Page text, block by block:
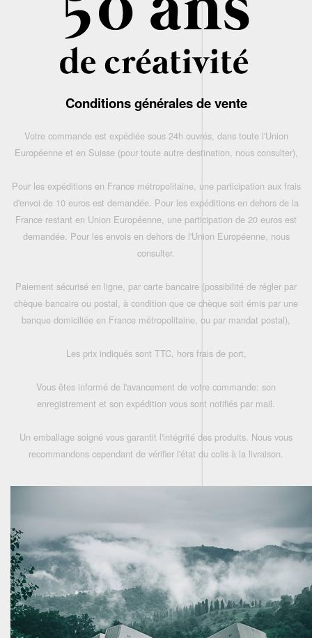
Conditions générales de vente
Votre commande est expédiée sous 24h ouvrés, dans toute l'Union
Européenne et en Suisse (pour toute autre destination, nous consulter),
Pour les expéditions en France métropolitaine, une participation aux frais
d'envoi de 10 euros est demandée. Pour les expéditions en dehors de la
France restant en Union Européenne, une participation de 20 euros est
demandée. Pour les envois en dehors de l'Union Européenne, nous
consulter.
Paiement sécurisé en ligne, par carte bancaire (possibilité de régler par
chèque bancaire ou postal, à condition que ce chèque soit émis par une
banque domiciliée en France métropolitaine, ou par mandat postal),
Les prix indiqués sont TTC, hors frais de port,
Vous êtes informé de l'avancement de votre commande: son
enregistrement et son expédition vous sont notifiés par mail.
Un emballage soigné vous garantit l'intégrité des produits. Nous vous
recommandons cependant de vérifier l'état du colis à la livraison.